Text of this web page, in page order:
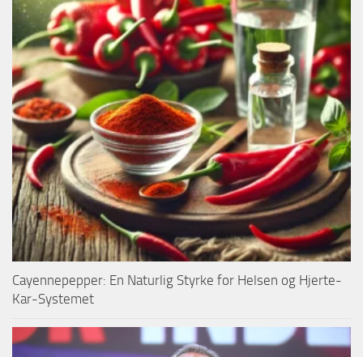
Cayennepepper: En Naturlig Styrke for Helsen og Hjerte-
Kar-Systemet